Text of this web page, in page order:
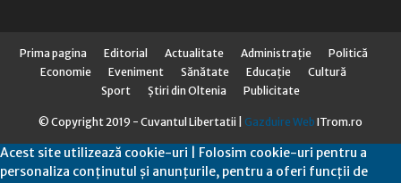
Prima pagina Editorial Actualitate Administraţie
Politică
Economie
Eveniment Sănătate Educaţie
Cultură
Sport
Știri din Oltenia Publicitate
© Copyright 2019 - Cuvantul Libertatii | Gazduire Web ITrom.ro
Acest site utilizează cookie-uri | Folosim cookie-uri pentru a
personaliza conținutul și anunțurile, pentru a oferi funcții de